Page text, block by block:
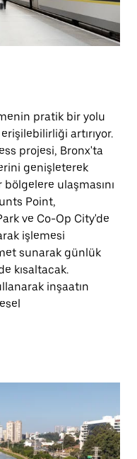
pratik bir yolu
artırıyor.
projesi, Bronx'ta
genişleterek
ulaşmasını
Point,
ve Co-Op City'de
işlemesi
sunarak günlük
kısaltacak.
inşaatın